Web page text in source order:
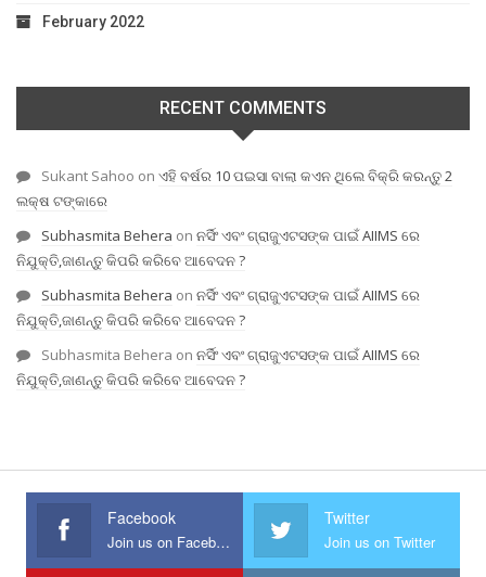
February 2022
RECENT COMMENTS
Sukant Sahoo on ଏହି ବର୍ଷର 10 ପଇସା ବାଲା କଏନ ଥିଲେ ବିକ୍ରି କରନ୍ତୁ 2
ଲକ୍ଷ ଟଙ୍କାରେ
Subhasmita Behera on ନର୍ସିଂ ଏବଂ ଗ୍ରାଜୁଏଟସଙ୍କ ପାଇଁ AIIMS ରେ
ନିଯୁକ୍ତି,ଜାଣନ୍ତୁ କିପରି କରିବେ ଆବେଦନ ?
Subhasmita Behera on ନର୍ସିଂ ଏବଂ ଗ୍ରାଜୁଏଟସଙ୍କ ପାଇଁ AIIMS ରେ
ନିଯୁକ୍ତି,ଜାଣନ୍ତୁ କିପରି କରିବେ ଆବେଦନ ?
Subhasmita Behera on ନର୍ସିଂ ଏବଂ ଗ୍ରାଜୁଏଟସଙ୍କ ପାଇଁ AIIMS ରେ
ନିଯୁକ୍ତି,ଜାଣନ୍ତୁ କିପରି କରିବେ ଆବେଦନ ?
Facebook
Join us on Facebook
Twitter
Join us on Twitter